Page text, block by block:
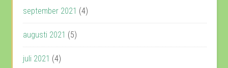
september 2021 (4)
augusti 2021 (5)
juli 2021 (4)